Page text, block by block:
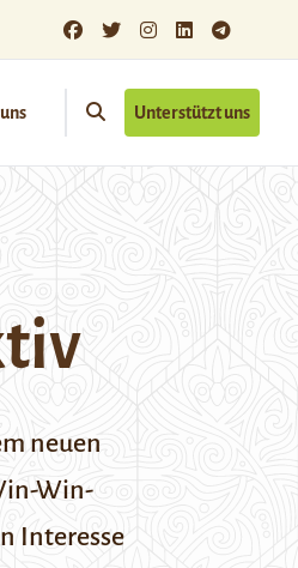
Unterstützt uns
neuen
Win-
Interesse